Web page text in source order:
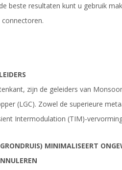
beste resultaten kunt u gebruik
zijn de geleiders van
(LGC). Zowel de superieure
Intermodulation (TIM)-
MINIMALISEERT